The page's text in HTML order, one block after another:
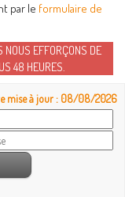
par le formulaire de
NOUS EFFORÇONS DE
48 HEURES.
mise à jour : 08/08/2026